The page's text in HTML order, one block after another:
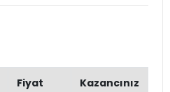
Fiyat Kazancınız